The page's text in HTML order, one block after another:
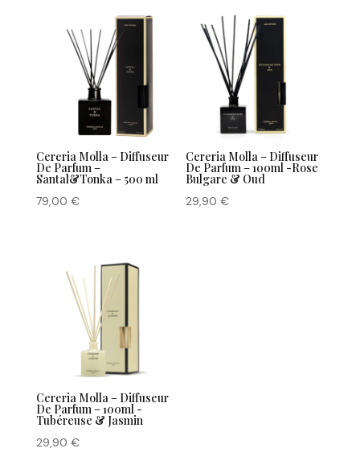
Cereria Molla – Diffuseur
De Parfum –
Santal&Tonka – 500 ml
79,00 €
Cereria Molla – Diffuseur
De Parfum – 100ml -Rose
Bulgare & Oud
29,90€
Cereria Molla – Diffuseur
De Parfum – 100ml -
Tubéreuse & Jasmin
29,90 €